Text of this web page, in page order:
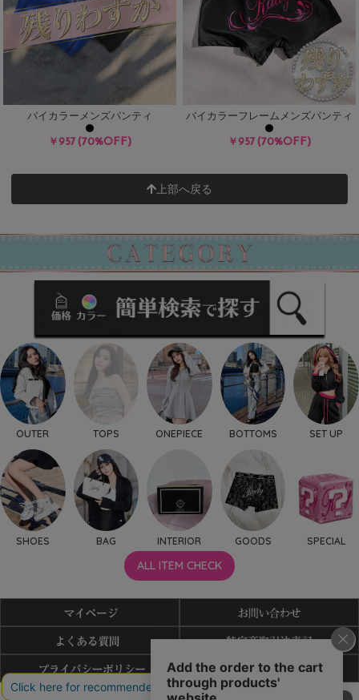
バイカラーメンズパンティ
￥957(70%OFF)
バイカラーフレームメンズパンティ
￥957(70%OFF)
上部へ戻る
OUTER TOPS ONEPIECE BOTTOMS SET UP
SHOES BAG INTERIOR GOODS SPECIAL
ALL ITEM CHECK